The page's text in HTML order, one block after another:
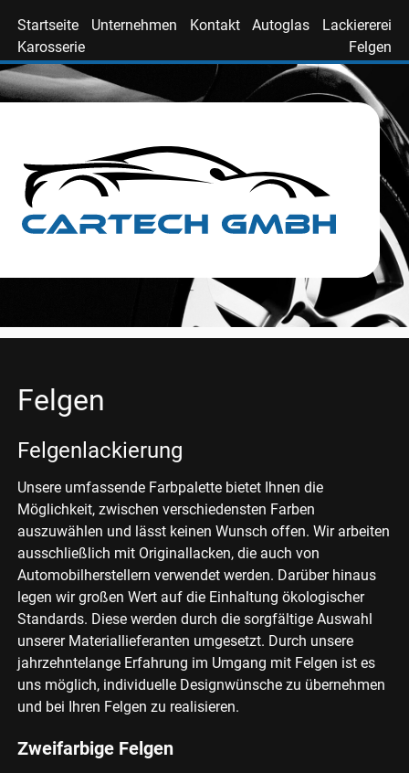
Startseite Unternehmen Kontakt Autoglas
Lackiererei
Karosserie
Felgen
Felgen
Felgenlackierung
Unsere umfassende Farbpalette bietet Ihnen die
Möglichkeit, zwischen verschiedensten Farben
auszuwählen und lässt keinen Wunsch offen. Wir arbeiten
ausschließlich mit Originallacken, die auch von
Automobilherstellern verwendet werden. Darüber hinaus
legen wir großen Wert auf die Einhaltung ökologischer
Standards. Diese werden durch die sorgfältige Auswahl
unserer Materiallieferanten umgesetzt. Durch unsere
jahrzehntelange Erfahrung im Umgang mit Felgen ist es
uns möglich, individuelle Designwünsche zu übernehmen
und bei Ihren Felgen zu realisieren.
Zweifarbige Felgen